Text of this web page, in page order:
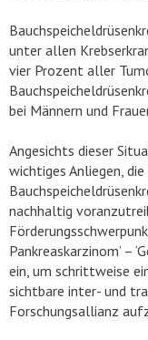
unter allen
vier Prozent aller
bei Männern und
Angesichts dieser
wichtiges Anliegen,
nachhaltig
Pankreaskarzinom’ –
ein, um schrittweise
sichtbare inter- und
Forschungsallianz